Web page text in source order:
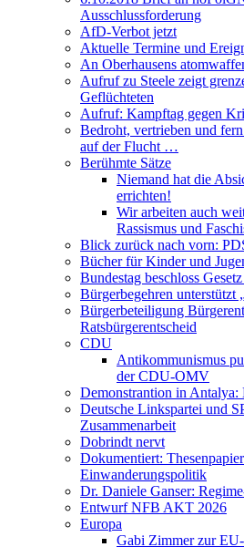
Ausschlussforderung
AfD-Verbot jetzt
Aktuelle Termine und
An Oberhausens
Aufruf zu Steele zeigt
Geflüchteten
Aufruf: Kampftag gegen
Bedroht, vertrieben und
auf der Flucht …
Berühmte Sätze
Niemand hat die
errichten!
Wir arbeiten auch
Rassismus und
Blick zurück nach vorn:
Bücher für Kinder und
Bundestag beschloss
Bürgerbegehren unterstützt
Bürgerbeteiligung
Ratsbürgerentscheid
CDU
Antikommunismus
der CDU-OMV
Demonstrantion in Antalya:
Deutsche Linkspartei und
Zusammenarbeit
Dobrindt nervt
Dokumentiert:
Einwanderungspolitik
Dr. Daniele Ganser:
Entwurf NFB AKT 2026
Europa
Gabi Zimmer zur